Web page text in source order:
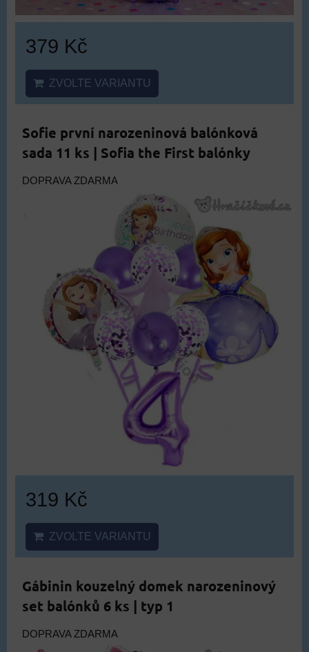
379 Kč
ZVOLTE VARIANTU
Sofie první narozeninová balónková
sada 11 ks | Sofia the First balónky
DOPRAVA ZDARMA
319 Kč
ZVOLTE VARIANTU
Gábinin kouzelný domek narozeninový
set balónků 6 ks | typ 1
DOPRAVA ZDARMA